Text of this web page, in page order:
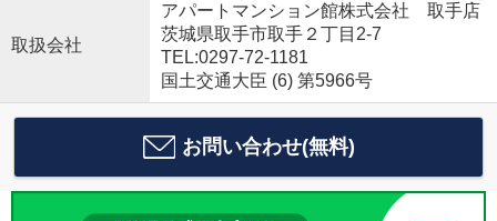
取扱会社
アパートマンション館株式会社 取手店
茨城県取手市取手２丁目2-7
TEL:0297-72-1181
国土交通大臣 (6) 第5966号
お問い合わせ(無料)